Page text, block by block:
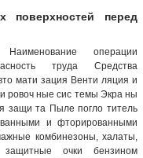
поверхностей перед
операции
труда Средства
мати зация Венти ляция и
ровоч ные сис темы Экра ны
защи та Пыле погло титель
и фторированными
комбинезоны, халаты,
защитные очки бензином